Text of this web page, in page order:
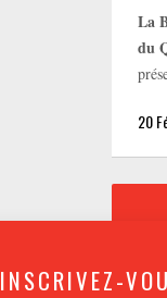
INSCRIVEZ-
La
du
20